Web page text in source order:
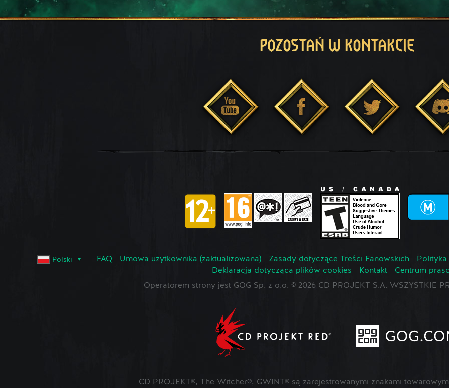
POZOSTAŃ W KONTAKCIE
Polski FAQ Umowa użytkownika (zaktualizowana) Zasady dotyczące Treści Fanowskich
Deklaracja dotycząca plików cookies
Kontakt
Centrum
Operatorem strony jest GOG Sp. z o.o. © 2026 CD PROJEKT S.A. WSZYSTKIE
CD PROJEKT®, The Witcher®, GWINT® są zarejestrowanymi znakami